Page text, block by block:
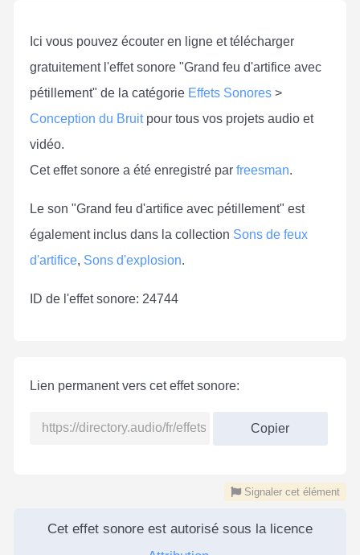
Ici vous pouvez écouter en ligne et télécharger
gratuitement l'effet sonore "Grand feu d'artifice avec
pétillement" de la catégorie Effets Sonores >
Conception du Bruitpour tous vos projets audio et
vidéo.
Cet effet sonore a été enregistré par freesman.
Le son "Grand feu d'artifice avec pétillement" est
également inclus dans la collection Sons de feux
d'artifice, Sons d'explosion.
ID de l'effet sonore: 24744
Lien permanent vers cet effet sonore:
Copier
Signaler cet élément
Cet effet sonore est autorisé sous la licence